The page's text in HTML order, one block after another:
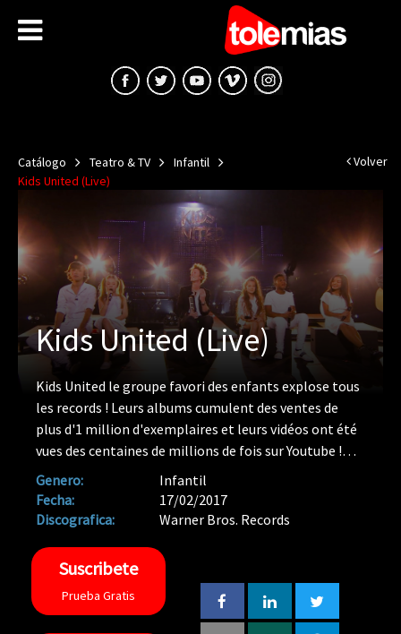
Catálogo Teatro & TV
Infantil
Kids United (Live)
Volver
Kids United (Live)
Kids United le groupe favori des enfants explose tous
les records ! Leurs albums cumulent des ventes de
plus d'1 million d'exemplaires et leurs vidéos ont été
vues des centaines de millions de fois sur Youtube !
Leur tournée des Zénith se joue quasiment à guichets
fermés. Des concerts exceptionnels qui rassemblent
parents et enfants autour de ces véritables prodiges
proposent un double CD/DVD Live de leur concert au
Zénith de Rouen. Venez faire la fête et continuez de
défendre les droits de l'enfant avec Kids United. Une
partie des bénéfices de ce nouvel opus sera reversée à
Genero:
Infantil
Fecha:
17/02/2017
Discografica:
Warner Bros. Records
Suscribete
Prueba Gratis